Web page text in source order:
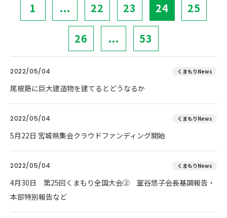
1 ... 22 23 24 25
26 ... 53
2022/05/04 くまもりNews
尾根筋に巨大建造物を建てるとどうなるか
2022/05/04 くまもりNews
5月22日 宮城県集会クラウドファンディング開始
2022/05/04 くまもりNews
4月30日 第25回くまもり全国大会② 室谷悠子会長基調報告・
本部特別報告など